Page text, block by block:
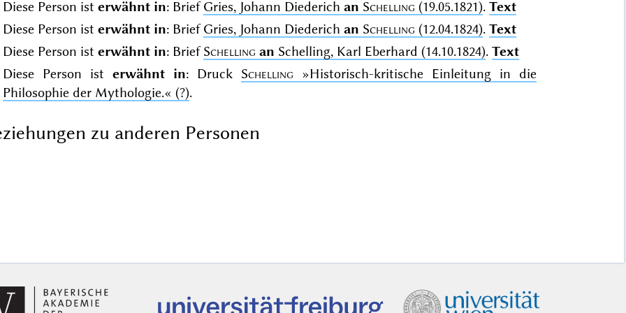
Diese Person ist erwähnt in: BriefGries, Johann Diederich an Schelling (19.05.1821). Text
Diese Person ist erwähnt in: BriefGries, Johann Diederich an Schelling (12.04.1824). Text
Diese Person ist erwähnt in: BriefSchelling an Schelling, Karl Eberhard (14.10.1824). Text
Diese Person ist erwähnt in: Druck Schelling
»Historisch-kritische Einleitung in die
Philosophie der Mythologie.« (?).
zu anderen Personen